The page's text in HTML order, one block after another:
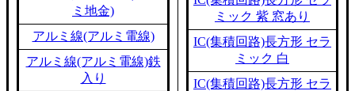
ミ地金)
アルミ線(アルミ電線)
アルミ線(アルミ電線)鉄
入り
ミック 紫 窓あり
IC(集積回路)長方形 セラ
ミック 白
IC(集積回路)長方形 セラ